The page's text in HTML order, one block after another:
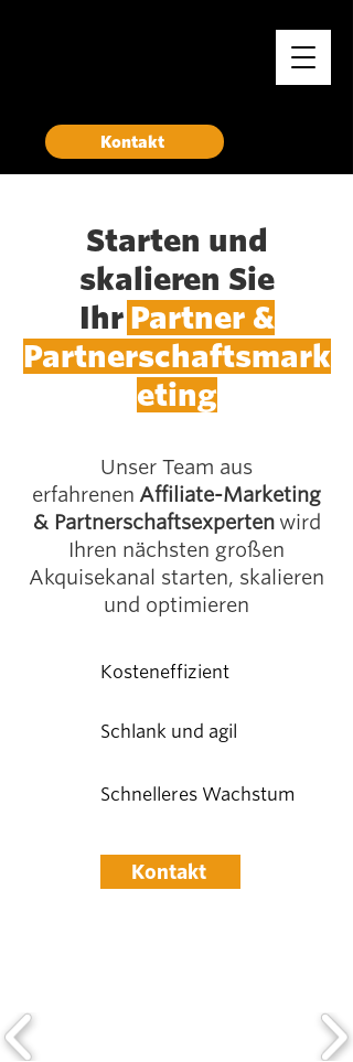
Kontakt
Starten und
skalieren Sie
Ihr Partner &
Partnerschaftsmark
eting
Unser Team aus
erfahrenen Affiliate-Marketing
& Partnerschaftsexpertenwird
Ihren nächsten großen
Akquisekanal starten, skalieren
und optimieren
Kosteneffizient
Schlank und agil
Schnelleres Wachstum
Kontakt